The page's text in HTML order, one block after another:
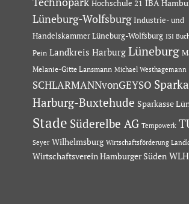
Hochschule 21 IBA
Lüneburg-Wolfsburg Industrie- und
Handelskammer Lüneburg-Wolfsburg ISI
Pein Landkreis Harburg Lüneburg
Melanie-Gitte Lansmann Michael Westhagemann
SCHLARMANNvonGEYSO
Harburg-Buxtehude Sparkasse
Stade Süderelbe AG Tempowerk
Seyer Wilhelmsburg Wirtschaftsförderung
Wirtschaftsverein Hamburger Süden WLH